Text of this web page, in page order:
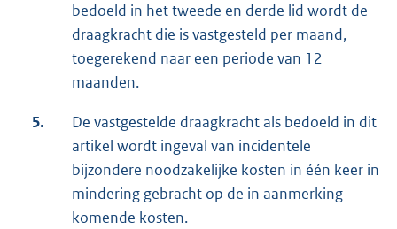
bedoeld in het tweede en derde lid wordt de
draagkracht die is vastgesteld per maand,
toegerekend naar een periode van 12
maanden.
5.
De vastgestelde draagkracht als bedoeld in dit
artikel wordt ingeval van incidentele
bijzondere noodzakelijke kosten in één keer in
mindering gebracht op de in aanmerking
komende kosten.